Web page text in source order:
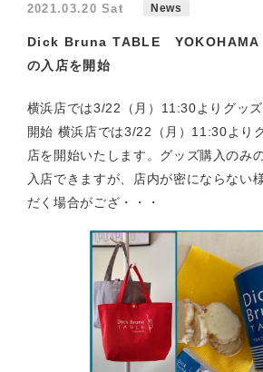
2021.03.20 Sat News
Dick Bruna TABLE YOKOHAMA
の入店を開始
横浜店では3/22（月）11:30よりグッ
開始 横浜店では3/22（月）11:30より
店を開始いたします。グッズ購入のみ
入店できますが、店内が密にならない
だく場合がござ・・・